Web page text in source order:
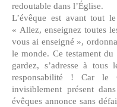
redoutable dans l’Église.
L’évêque est avant tout
« Allez, enseignez toutes
vous ai enseigné »,
le monde. Ce testament
gardez, s’adresse à tous
responsabilité ! Car le
invisiblement présent
évêques annonce sans